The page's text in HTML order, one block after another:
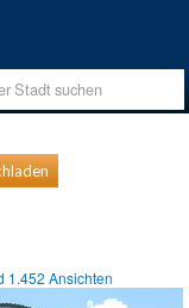
1.452 Ansichten